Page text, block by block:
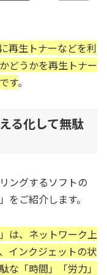
再生トナーなどを利
どうかを再生トナー
す。
る化して無駄
ングするソフトの
をご紹介します。
は、ネットワーク上
インクジェットの状
な「時間」「労力」